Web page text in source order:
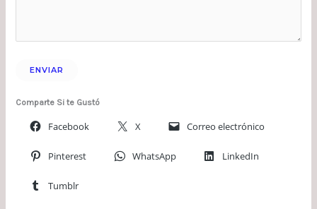
Comparte Si te Gustó
Facebook X Correo electrónico
Pinterest WhatsApp LinkedIn
Tumblr